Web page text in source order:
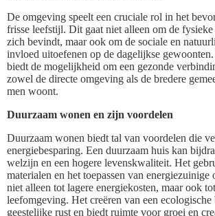
De omgeving speelt een cruciale rol in het
frisse leefstijl. Dit gaat niet alleen om de
zich bevindt, maar ook om de sociale en
invloed uitoefenen op de dagelijkse
biedt de mogelijkheid om een gezonde
zowel de directe omgeving als de bredere
men woont.
Duurzaam wonen en zijn voordelen
Duurzaam wonen biedt tal van voordelen die
energiebesparing. Een duurzaam huis kan
welzijn en een hogere levenskwaliteit. Het
materialen en het toepassen van energiezuinige
niet alleen tot lagere energiekosten, maar ook
leefomgeving. Het creëren van een ecologische
geestelijke rust en biedt ruimte voor groei en